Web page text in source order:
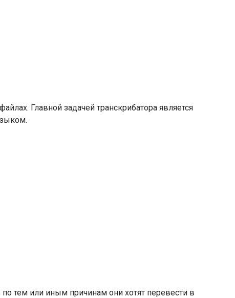
Главной задачей транскрибатора является
тем или иным причинам они хотят перевести в